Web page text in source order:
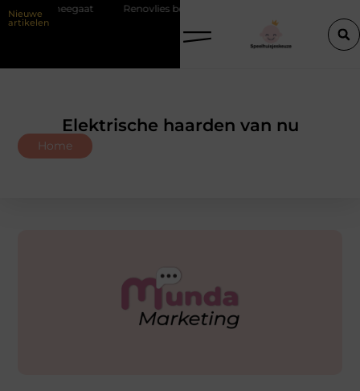
Nieuwe
artikelen
Renovlies behang voor strakke wanden
Elektrische haarden van nu
Home